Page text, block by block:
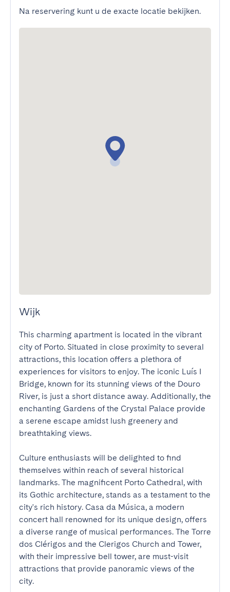
Na reservering kunt u de exacte locatie bekijken.
Wijk
This charming apartment is located in the vibrant
city of Porto. Situated in close proximity to several
attractions, this location offers a plethora of
experiences for visitors to enjoy. The iconic Luís I
Bridge, known for its stunning views of the Douro
River, is just a short distance away. Additionally, the
enchanting Gardens of the Crystal Palace provide
a serene escape amidst lush greenery and
breathtaking views.
Culture enthusiasts will be delighted to find
themselves within reach of several historical
landmarks. The magnificent Porto Cathedral, with
its Gothic architecture, stands as a testament to the
city's rich history. Casa da Música, a modern
concert hall renowned for its unique design, offers
a diverse range of musical performances. The Torre
dos Clérigos and the Clerigos Church and Tower,
with their impressive bell tower, are must-visit
attractions that provide panoramic views of the
city.